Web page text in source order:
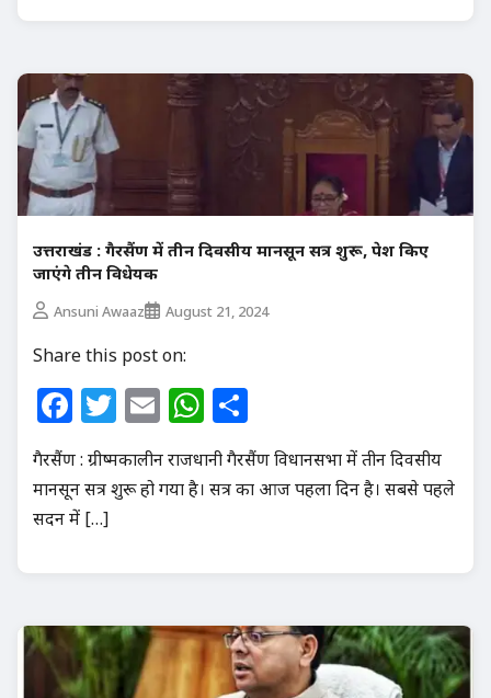
उत्तराखंड : गैरसैंण में तीन दिवसीय मानसून सत्र शुरू, पेश किए
जाएंगे तीन विधेयक
Ansuni Awaaz August 21, 2024
Share this post on:
Facebook
Twitter
EmailWhatsApp
गैरसैंण : ग्रीष्मकालीन राजधानी गैरसैंण विधानसभा में तीन दिवसीय
मानसून सत्र शुरू हो गया है। सत्र का आज पहला दिन है। सबसे पहले
सदन में […]